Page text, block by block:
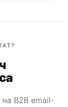
B2B email-